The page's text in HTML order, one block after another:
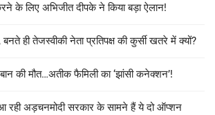
के लिए अभिजीत दीपके ने किया बड़ा ऐलान!
ही तेजस्वीकी नेता प्रतिपक्ष की कुर्सी खतरे में क्यों?
की मौत…अतीक फैमिली का ‘झांसी कनेक्शन’!
रही अड़चनमोदी सरकार के सामने हैं ये दो ऑप्शन